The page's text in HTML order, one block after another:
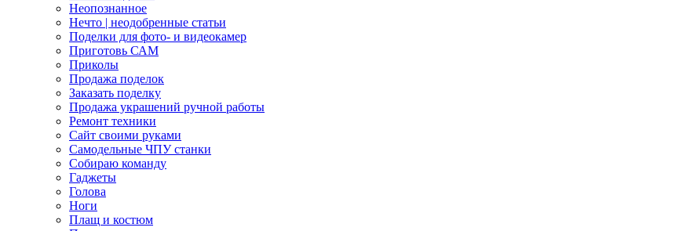
Неопознанное
Нечто | неодобренные статьи
Поделки для фото- и видеокамер
Приготовь САМ
Приколы
Продажа поделок
Заказать поделку
Продажа украшений ручной работы
Ремонт техники
Сайт своими руками
Самодельные ЧПУ станки
Собираю команду
Гаджеты
Голова
Ноги
Плащ и костюм